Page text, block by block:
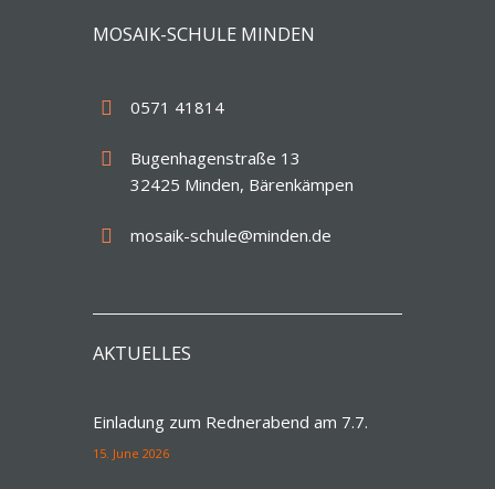
MOSAIK-SCHULE MINDEN
0571 41814
Bugenhagenstraße 13
32425 Minden, Bärenkämpen
mosaik-schule@minden.de
AKTUELLES
Einladung zum Rednerabend am 7.7.
15. June 2026